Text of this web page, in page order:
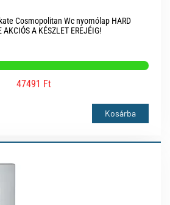
Cosmopolitan Wc nyomólap HARD
AKCIÓS A KÉSZLET EREJÉIG!
47491 Ft
Kosárba